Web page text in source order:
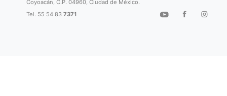
Coyoacán, C.P. 04960, Ciudad de México.
Tel. 55 54 837371